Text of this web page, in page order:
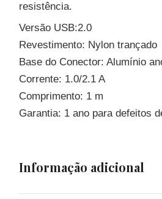
resistência.
Versão USB:2.0
Revestimento: Nylon trançado
Base do Conector: Alumínio
Corrente: 1.0/2.1 A
Comprimento: 1 m
Garantia: 1 ano para defeitos
Informação adicional